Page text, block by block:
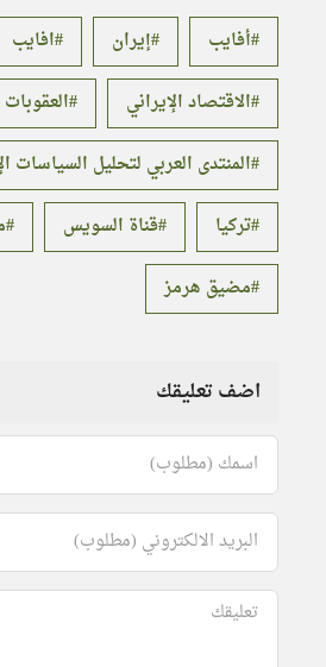
أفايب إيران
افايب
الاقتصاد الإيراني
المنتدى العربي لتحليل السياسات
تركيا
قناة السويس
مضيق هرمز
اضف تعليقك